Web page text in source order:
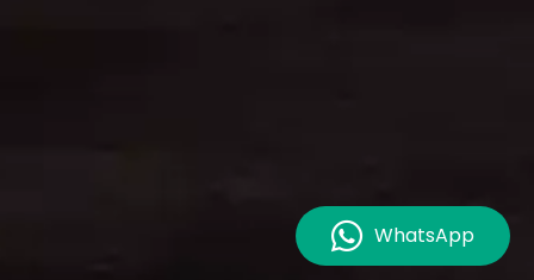
WhatsApp